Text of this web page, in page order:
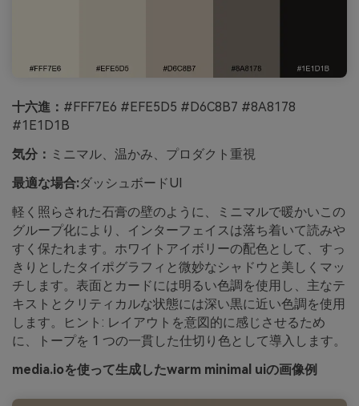
十六進： #FFF7E6 #EFE5D5 #D6C8B7 #8A8178
#1E1D1B
気分： ミニマル、温かみ、プロダクト重視
最適な場合:ダッシュボードUI
軽く照らされた石膏の壁のように、ミニマルで暖かいこの
グループ化により、インターフェイスは落ち着いて読みや
すく保たれます。ホワイトアイボリーの配色として、すっ
きりとしたタイポグラフィと微妙なシャドウと美しくマッ
チします。表面とカードには明るい色調を使用し、主なテ
キストとクリティカルな状態には深い黒に近い色調を使用
します。ヒント: レイアウトを意図的に感じさせるため
に、トープを 1 つの一貫した仕切り色として導入します。
media.ioを使って生成したwarm minimal uiの画像例